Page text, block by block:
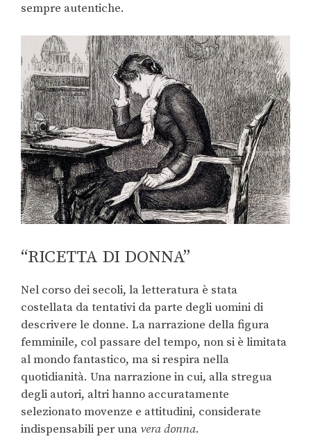
sempre autentiche.
“RICETTA DI DONNA”
Nel corso dei secoli, la letteratura è stata
costellata da tentativi da parte degli uomini di
descrivere le donne. La narrazione della figura
femminile, col passare del tempo, non si è limitata
al mondo fantastico, ma si respira nella
quotidianità. Una narrazione in cui, alla stregua
degli autori, altri hanno accuratamente
selezionato movenze e attitudini, considerate
indispensabili per unavera donna.